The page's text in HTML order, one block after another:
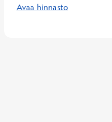
Avaa hinnasto